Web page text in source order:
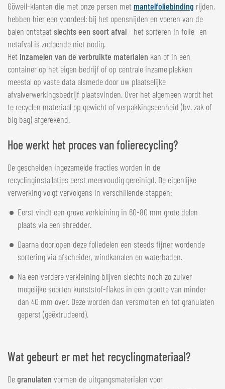
Göweil-klanten die met onze persen met mantelfoliebinding rijden,
hebben hier een voordeel: bij het opensnijden en voeren van de
balen ontstaat slechts een soort afval- het sorteren in folie- en
netafval is zodoende niet nodig.
Het inzamelen van de verbruikte materialen kan of in een
container op het eigen bedrijf of op centrale inzamelplekken
meestal op vaste data alsmede door uw plaatselijke
afvalverwerkingsbedrijf plaatsvinden. Over het algemeen wordt het
te recyclen materiaal op gewicht of verpakkingseenheid (bv. zak of
big bag) afgerekend.
Hoe werkt het proces van folierecycling?
De gescheiden ingezamelde fracties worden in de
recyclinginstallaties eerst meervoudig gereinigd. De eigenlijke
verwerking volgt vervolgens in verschillende stappen:
Eerst vindt een grove verkleining in 60-80 mm grote delen
plaats via een shredder.
Daarna doorlopen deze foliedelen een steeds fijner wordende
sortering via afscheider, windkanalen en waterbaden.
Na een verdere verkleining blijven slechts noch zo zuiver
mogelijke soorten kunststof-flakes in een grootte van minder
dan 40 mm over. Deze worden dan versmolten en tot granulaten
geperst (geëxtrudeerd).
Wat gebeurt er met het recyclingmateriaal?
Degranulaten vormen de uitgangsmaterialen voor